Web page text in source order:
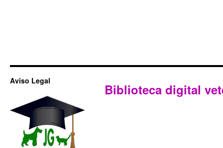
Aviso Legal
Biblioteca digital